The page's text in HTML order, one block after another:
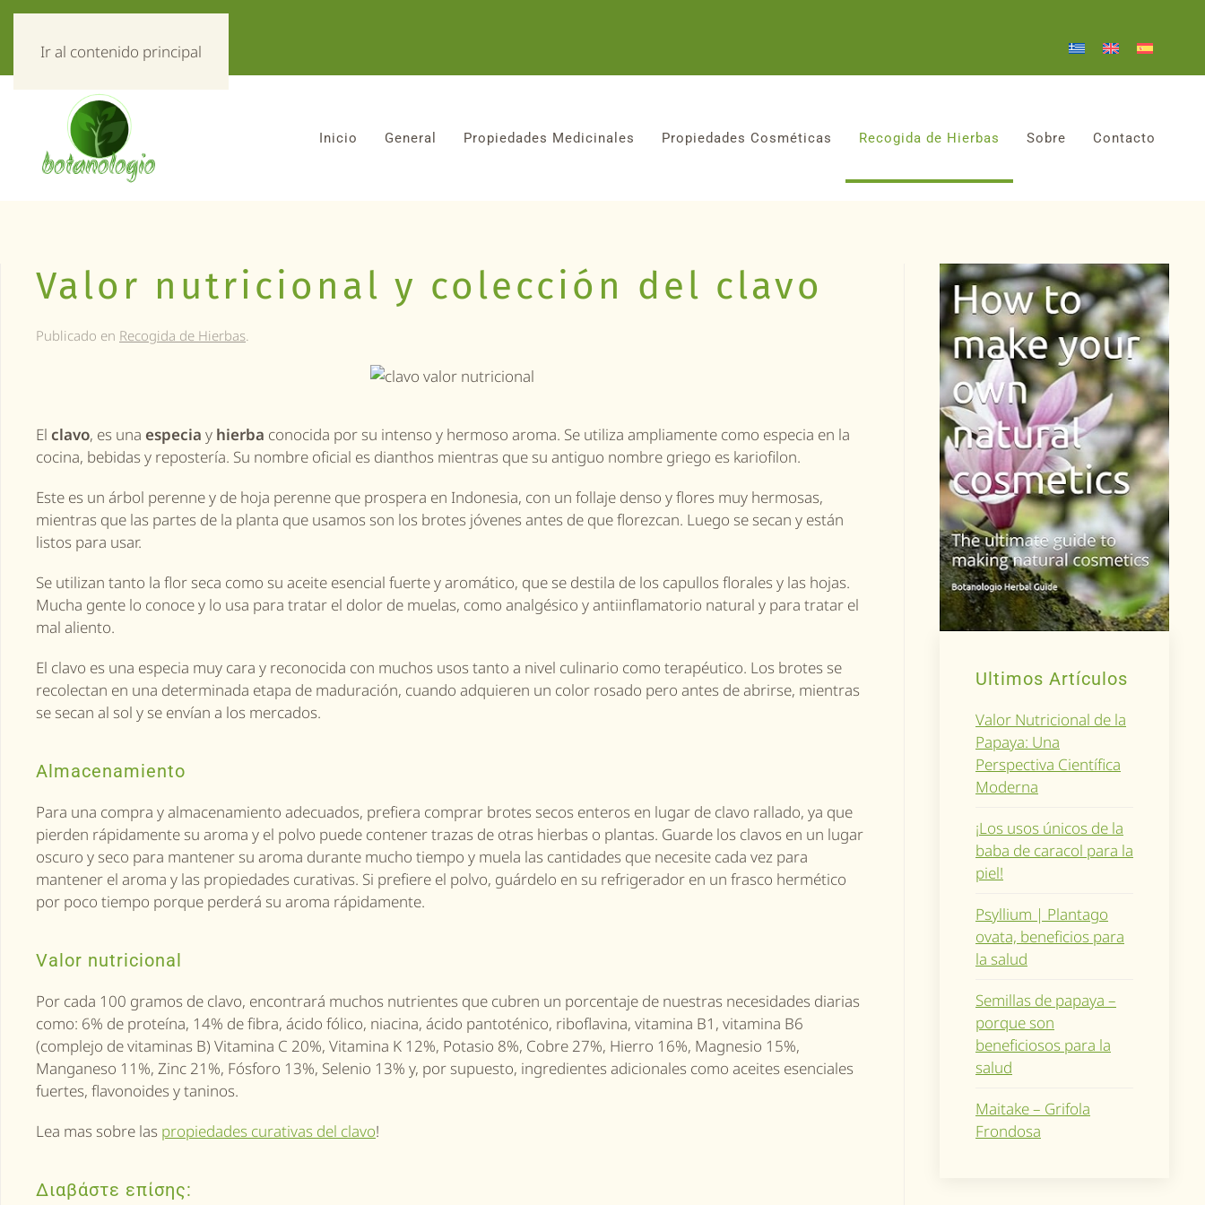
Ir al contenido principal
Inicio General Propiedades Medicinales Propiedades Cosméticas Recogida de Hierbas Sobre Contacto
Valor nutricional y colección del clavo
Publicado en Recogida de Hierbas.
El clavo, es una especia y hierba conocida por su intenso y hermoso aroma. Se utiliza ampliamente como especia en la
cocina, bebidas y repostería. Su nombre oficial es dianthos mientras que su antiguo nombre griego es kariofilon.
Este es un árbol perenne y de hoja perenne que prospera en Indonesia, con un follaje denso y flores muy hermosas,
mientras que las partes de la planta que usamos son los brotes jóvenes antes de que florezcan. Luego se secan y están
listos para usar.
Se utilizan tanto la flor seca como su aceite esencial fuerte y aromático, que se destila de los capullos florales y las hojas.
Mucha gente lo conoce y lo usa para tratar el dolor de muelas, como analgésico y antiinflamatorio natural y para tratar el
mal aliento.
El clavo es una especia muy cara y reconocida con muchos usos tanto a nivel culinario como terapéutico. Los brotes se
recolectan en una determinada etapa de maduración, cuando adquieren un color rosado pero antes de abrirse, mientras
se secan al sol y se envían a los mercados.
Almacenamiento
Para una compra y almacenamiento adecuados, prefiera comprar brotes secos enteros en lugar de clavo rallado, ya que
pierden rápidamente su aroma y el polvo puede contener trazas de otras hierbas o plantas. Guarde los clavos en un lugar
oscuro y seco para mantener su aroma durante mucho tiempo y muela las cantidades que necesite cada vez para
mantener el aroma y las propiedades curativas. Si prefiere el polvo, guárdelo en su refrigerador en un frasco hermético
por poco tiempo porque perderá su aroma rápidamente.
Valor nutricional
Por cada 100 gramos de clavo, encontrará muchos nutrientes que cubren un porcentaje de nuestras necesidades diarias
como: 6% de proteína, 14% de fibra, ácido fólico, niacina, ácido pantoténico, riboflavina, vitamina B1, vitamina B6
(complejo de vitaminas B) Vitamina C 20%, Vitamina K 12%, Potasio 8%, Cobre 27%, Hierro 16%, Magnesio 15%,
Manganeso 11%, Zinc 21%, Fósforo 13%, Selenio 13% y, por supuesto, ingredientes adicionales como aceites esenciales
fuertes, flavonoides y taninos.
Lea mas sobre las propiedades curativas del clavo!
Διαβάστε επίσης:
Ultimos Artículos
Valor Nutricional de la
Papaya: Una
Perspectiva Científica
Moderna
¡Los usos únicos de la
baba de caracol para la
piel!
Psyllium | Plantago
ovata, beneficios para
la salud
Semillas de papaya –
porque son
beneficiosos para la
salud
Maitake – Grifola
Frondosa